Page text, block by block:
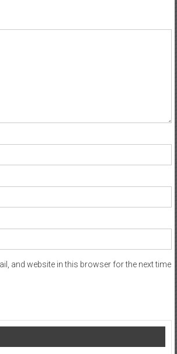
and website in this browser for the next time